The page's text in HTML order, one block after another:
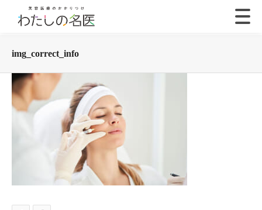
img_correct_info